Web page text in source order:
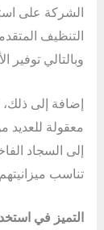
الشركة على
التنظيف
وبالتالي توفير
إضافة إلى
معقولة للعديد
إلى السجاد
تناسب
التميز في